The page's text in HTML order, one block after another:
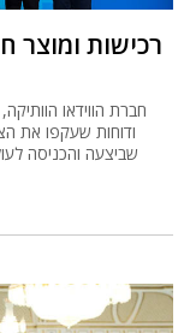
רכישות
שביצעה והכניסה